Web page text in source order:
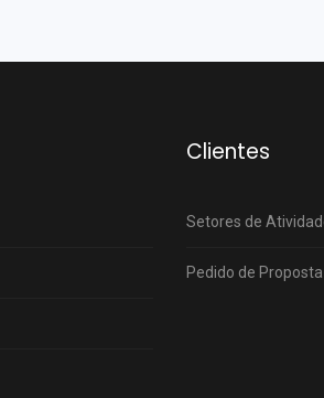
Clientes
Setores de
Pedido de Proposta